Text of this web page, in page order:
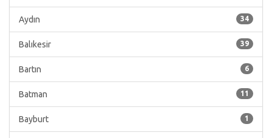
34
Aydın
39
Balıkesir
6
Bartın
11
Batman
1
Bayburt